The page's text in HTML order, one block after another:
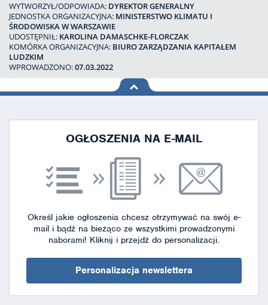
WYTWORZYŁ/ODPOWIADA: DYREKTOR GENERALNY
JEDNOSTKA ORGANIZACYJNA: MINISTERSTWO KLIMATU I
ŚRODOWISKA W WARSZAWIE
UDOSTĘPNIŁ: KAROLINA DAMASCHKE-FLORCZAK
KOMÓRKA ORGANIZACYJNA: BIURO ZARZĄDZANIA KAPITAŁEM
LUDZKIM
WPROWADZONO:07.03.2022
na górę
OGŁOSZENIA NA E-MAIL
Określ jakie ogłoszenia chcesz otrzymywać na swój e-
mail i bądź na bieżąco ze wszystkimi prowadzonymi
naborami! Kliknij i przejdź do personalizacji.
Personalizacja newslettera